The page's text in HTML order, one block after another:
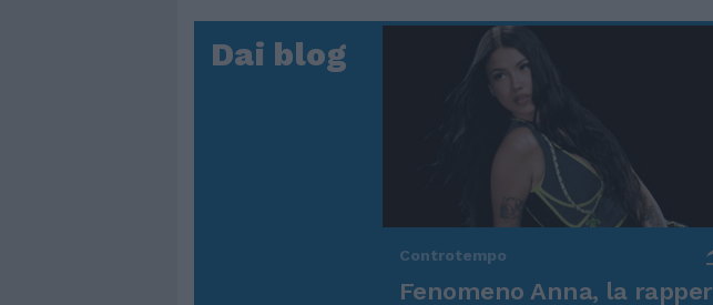
Dai blog
Controtempo
Fenomeno Anna, la rapper